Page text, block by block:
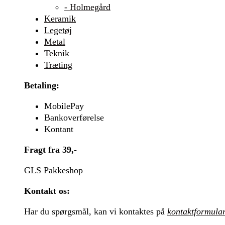
- Holmegård
Keramik
Legetøj
Metal
Teknik
Træting
Betaling:
MobilePay
Bankoverførelse
Kontant
Fragt fra 39,-
GLS Pakkeshop
Kontakt os:
Har du spørgsmål, kan vi kontaktes på